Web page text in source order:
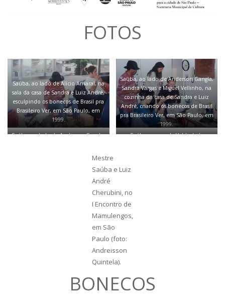
FOTOS
Saúba, ao lado de Alício Amaral, na
sala da casa de Sandra e Luiz André,
esculpindo os bonecos de Brasil pra
Brasileiro Ver, em São Paulo, em
1999.
Saúba, ao lado de Anderson Gangla,
Sandra Vargas e Miguel Vellinho, na
cozinha da casa de Sandra e Luiz
André, criando os bonecos de Brasil
pra Brasileiro Ver, em São Paulo, em
1999.
Saúba, ao lado de Anderson Gangla,
André, criando os bonecos de Brasil
pra Brasileiro Ver, em São Paulo, em
Saúba na casa de Valdeck de
Itapecerica da Serra, em 1998.
Mestre
Saúba e Luiz
André
Cherubini, no
I Encontro de
Mamulengos,
em São
Paulo (foto:
Andreisson
Quintela).
BONECOS